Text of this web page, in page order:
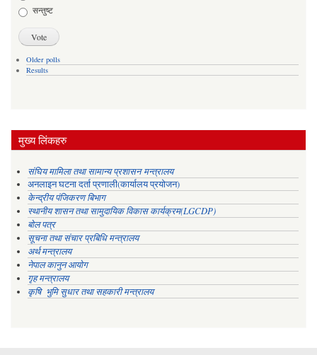
सन्तुष्ट
Older polls
Results
मुख्य लिंकहरु
संघिय मामिला तथा सामान्य प्रशासन मन्त्रालय
अनलाइन घटना दर्ता प्रणाली(कार्यालय प्रयोजन)
केन्द्रीय पंजिकरण बिभाग
स्थानीय शासन तथा सामुदायिक विकास कार्यक्रम(LGCDP)
बोल पत्र
सूचना तथा संचार प्रबिधि मन्त्रालय
अर्थ मन्त्रालय
नेपाल कानुन आयोग
गृह मन्त्रालय
कृषि भुमि सुधार तथा सहकारी मन्त्रालय